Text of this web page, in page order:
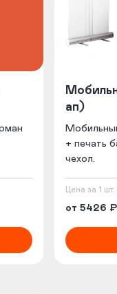
ап)
+ печать
чехол.
Цена за 1 шт.
от 5426 ₽